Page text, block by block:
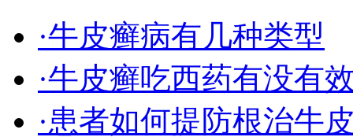
·牛皮癣病有几种类型
·牛皮癣吃西药有没有
·患者如何提防根治牛